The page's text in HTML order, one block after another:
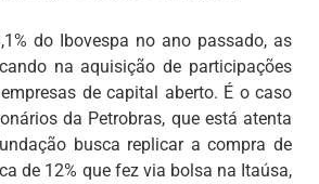
do Ibovespa no ano passado, as
na aquisição de participações
de capital aberto. É o caso
da Petrobras, que está atenta
busca replicar a compra de
de 12% que fez via bolsa na Itaúsa,